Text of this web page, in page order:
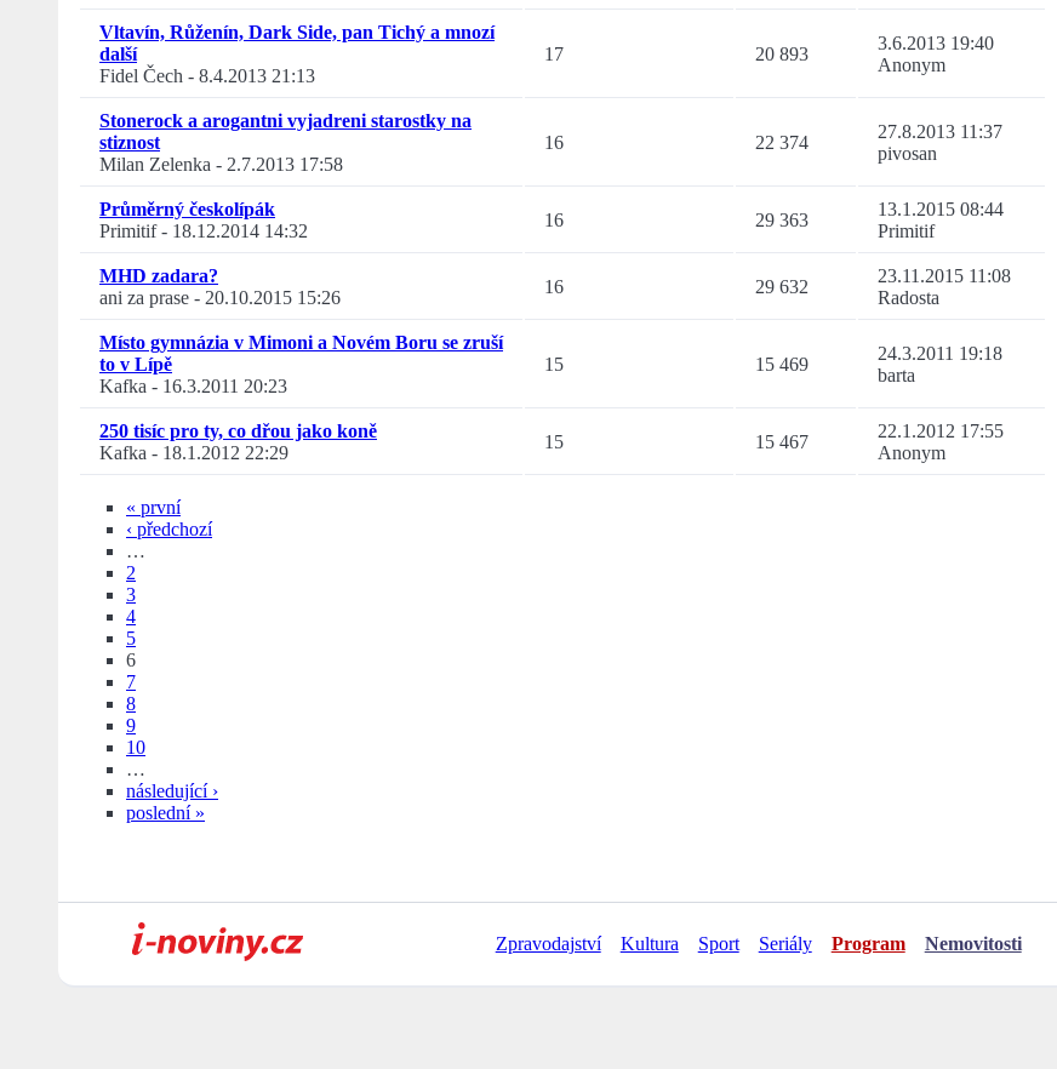
Vltavín, Růženín, Dark Side, pan Tichý a mnozí
další
Fidel Čech - 8.4.2013 21:13
17 20 893
3.6.2013 19:40
Anonym
Stonerock a arogantni vyjadreni starostky na
stiznost
Milan Zelenka - 2.7.2013 17:58
16 22 374
27.8.2013 11:37
pivosan
Průměrný českolípák
Primitif- 18.12.2014 14:32
16 29 363
13.1.2015 08:44
Primitif
MHD zadara?
ani za prase - 20.10.2015 15:26
16 29 632
23.11.2015 11:08
Radosta
Místo gymnázia v Mimoni a Novém Boru se zruší
to v Lípě
Kafka - 16.3.2011 20:23
15 15 469
24.3.2011 19:18
barta
250 tisíc pro ty, co dřou jako koně
Kafka - 18.1.2012 22:29
15 15 467
22.1.2012 17:55
Anonym
« první
‹ předchozí
…
2
3
4
5
6
7
8
9
10
…
následující ›
poslední »
Zpravodajství Kultura Sport Seriály Program Nemovitosti